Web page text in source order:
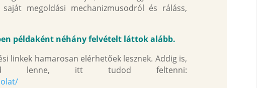
megoldási mechanizmusodról és ráláss,
példaként néhány felvételt láttok alább.
linkek hamarosan elérhetőek lesznek. Addig is,
lenne, itt tudod feltenni: